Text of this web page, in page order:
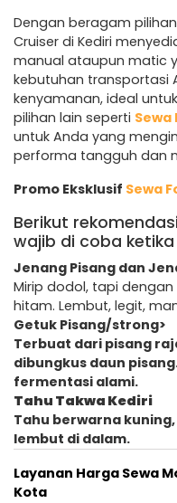
Dengan beragam
Cruiser di Kediri
manual ataupun matic
kebutuhan transportasi
kenyamanan, ideal
pilihan lain seperti Sewa
untuk Anda yang
performa tangguh dan
Promo Eksklusif Sewa
Berikut
wajib di coba
Jenang Pisang dan
Mirip dodol, tapi
hitam. Lembut, legit,
Getuk Pisang/strong>
Terbuat dari pisang
dibungkus daun
fermentasi alami.
Tahu Takwa Kediri
Tahu berwarna
lembut di dalam.
Layanan Harga Sewa
Kota